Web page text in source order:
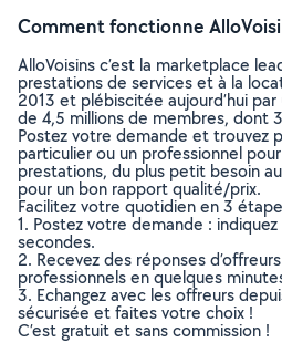
Comment fonctionne
AlloVoisins c’est la marketplace
prestations de services et à la
2013 et plébiscitée aujourd’hui
de 4,5 millions de membres, dont
Postez votre demande et trouvez
particulier ou un professionnel
prestations, du plus petit besoin
pour un bon rapport qualité/prix.
Facilitez votre quotidien en 3
1. Postez votre demande :
secondes.
2. Recevez des réponses
professionnels en quelques
3. Echangez avec les offreurs
sécurisée et faites votre choix !
C’est gratuit et sans commission !